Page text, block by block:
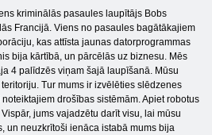
kriminālās pasaules laupītājs Bobs
Francijā. Viens no pasaules bagātākajiem
kas attīsta jaunas datorprogrammas
bija kārtībā, un pārcēlās uz biznesu. Mēs
4 palīdzēs viņam šajā laupīšanā. Mūsu
Tur mums ir izvēlēties slēdzenes
drošības sistēmām. Apiet robotus
jums vajadzētu darīt visu, lai mūsu
un neuzkrītoši ienāca istabā mums bija